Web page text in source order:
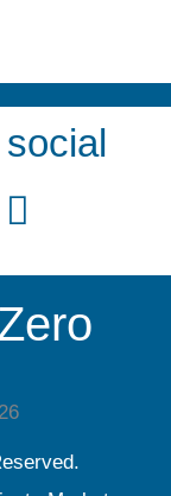
I
s
t
g
a